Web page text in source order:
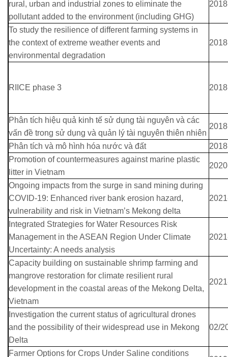
rural, urban and industrial zones to eliminate the
pollutant added to the environment (including GHG)
To study the resilience of different farming systems in
the context of extreme weather events and
environmental degradation
RIICE phase 3
Phân tích hiệu quả kinh tế sử dụng tài nguyên và các
vấn đề trong sử dụng và quản lý tài nguyên thiên nhiên
Phân tích và mô hình hóa nước và đất
Promotion of countermeasures against marine plastic
litter in Vietnam
Ongoing impacts from the surge in sand mining during
COVID-19: Enhanced river bank erosion hazard,
vulnerability and risk in Vietnam’s Mekong delta
Integrated Strategies for Water Resources Risk
Management in the ASEAN Region Under Climate
Uncertainty: A needs analysis
Capacity building on sustainable shrimp farming and
mangrove restoration for climate resilient rural
development in the coastal areas of the Mekong Delta,
Vietnam
Investigation the current status of agricultural drones
and the possibility of their widespread use in Mekong
Delta
02/
Farmer Options for Crops Under Saline conditions